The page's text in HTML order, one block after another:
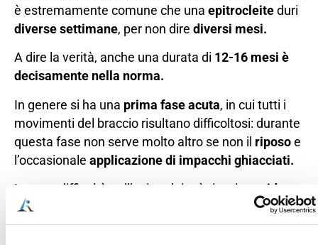
è estremamente comune che una epitrocleite duri
diverse settimane, per non dire diversi mesi.
A dire la verità, anche una durata di 12-16 mesi è
decisamente nella norma.
In genere si ha una prima fase acuta, in cui tutti i
movimenti del braccio risultano difficoltosi: durante
questa fase non serve molto altro se non il riposo e
l’occasionale applicazione di impacchi ghiacciati.
La vera difficoltà nell’epitrocleite è riuscire a
ridurre
la fase cronica
gomito che
fa male” ad un “gomito che non fa male”.